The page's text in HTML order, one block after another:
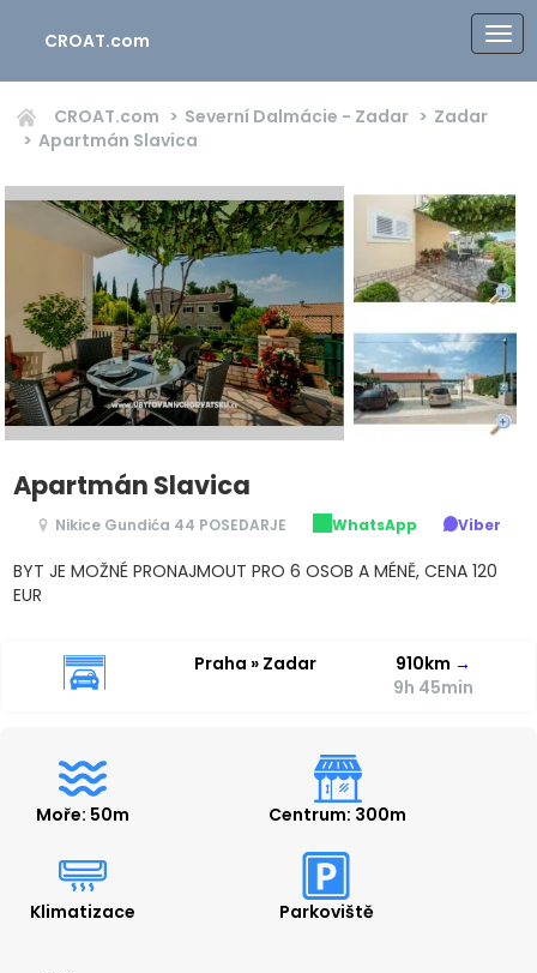
CROAT.com
CROAT.com Severní Dalmácie - Zadar
Zadar
Apartmán Slavica
Apartmán Slavica
Nikice Gundića 44 POSEDARJE WhatsApp Viber
BYT JE MOŽNÉ PRONAJMOUT PRO 6 OSOB A MÉNĚ, CENA 120
EUR
Praha » Zadar 910km →
9h 45min
Moře: 50m Centrum: 300m
Klimatizace Parkoviště